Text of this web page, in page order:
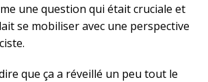
une question qui était cruciale et
se mobiliser avec une perspective
que ça a réveillé un peu tout le